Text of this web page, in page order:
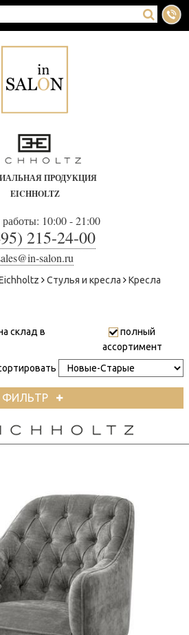
ПРОДУКЦИЯ
EICHHOLTZ
10:00 - 21:00
215-24-00
salon.ru
Стулья и кресла Кресла
склад в
полный
ассортимент
ФИЛЬТР